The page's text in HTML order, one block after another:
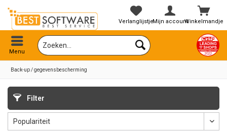
Winkelmandje
VerlanglijstjeMijn account
Menu
Back-up / gegevensbescherming
Filter